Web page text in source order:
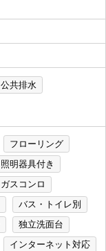
公共排水
フローリング
照明器具付き
ガスコンロ
バス・トイレ別
独立洗面台
インターネット対応